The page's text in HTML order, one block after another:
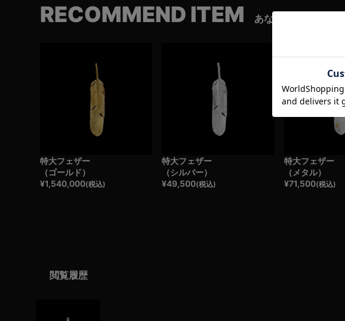
RECOMMEND ITEM あなたへおすすめ商品
特大フェザー
（ゴールド）
¥1,540,000(税込)
特大フェザー
（シルバー）
¥49,500(税込)
特大フェザー
（メタル）
¥71,500(税込)
閲覧履歴